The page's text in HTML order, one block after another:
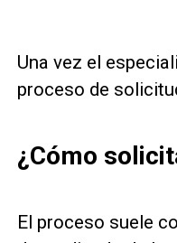
Una vez el
proceso de
¿Cómo
El proceso suele